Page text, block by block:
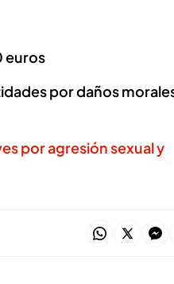
euros
por daños
por agresión sexual y